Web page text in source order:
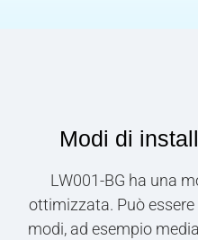
Modi di
LW001-BG ha una
ottimizzata. Può
modi, ad esempio